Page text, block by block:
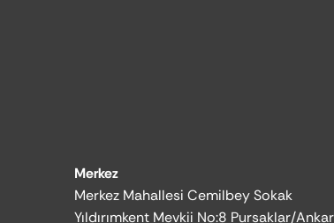
Merkez
Merkez Mahallesi Cemilbey Sokak
Yıldırımkent Mevkii No:8 Pursaklar/